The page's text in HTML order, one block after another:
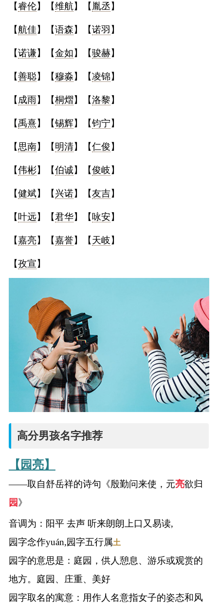
【睿伦】【维航】【 胤丞】
【航佳】【语森】【诺羽 】
【诺谦】【金如 】【骏赫】
【善聪】【穆淼】【凌锦】
【 成雨】【桐熠】【洛黎】
【禹熹】【锡辉】【钧宁】
【思南】【明清】【仁俊 】
【伟彬】【伯诚】【俊岐】
【健斌】【兴诺】【友吉】
【 叶远】【君华】【 咏安】
【嘉亮】【嘉誉】【天岐】
【孜宣】
高分男孩名字推荐
【园亮】
——取自舒岳祥的诗句《殷勤问来使，元亮欲归
园》
音调为：阳平 去声 听来朗朗上口又易读,
园字念作yuán,园字五行属土
园字的意思是：庭园，供人憩息、游乐或观赏的
地方。庭园、庄重、美好
园字取名的寓意：用作人名意指女子的姿态和风